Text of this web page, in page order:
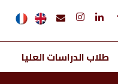
طلاب الدراسات العليا